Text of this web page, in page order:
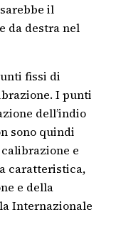
il
da destra nel
fissi di
I punti
dell’indio
sono quindi
e
caratteristica,
e della
Internazionale